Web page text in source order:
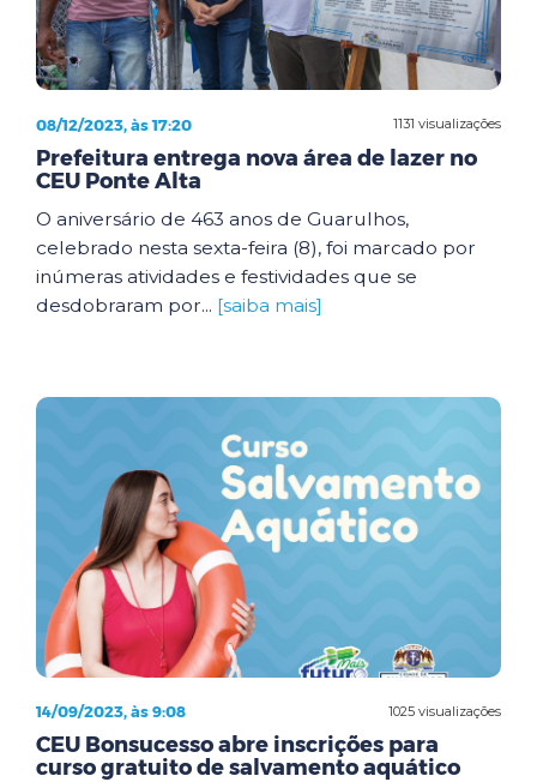
1131 visualizações
08/12/2023, às 17:20
Prefeitura entrega nova área de lazer no
CEU Ponte Alta
O aniversário de 463 anos de Guarulhos,
celebrado nesta sexta-feira (8), foi marcado por
inúmeras atividades e festividades que se
desdobraram por... [saiba mais]
1025 visualizações
14/09/2023, às 9:08
CEU Bonsucesso abre inscrições para
curso gratuito de salvamento aquático